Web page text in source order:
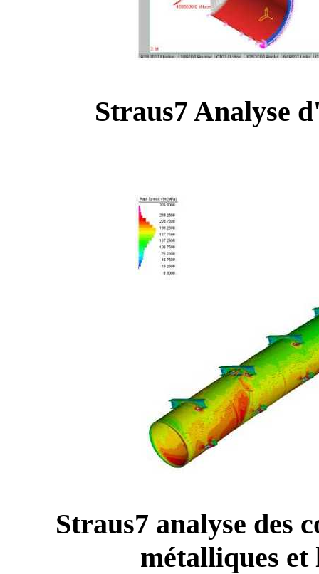
Straus7 Analyse
Straus7 analyse des
métalliques